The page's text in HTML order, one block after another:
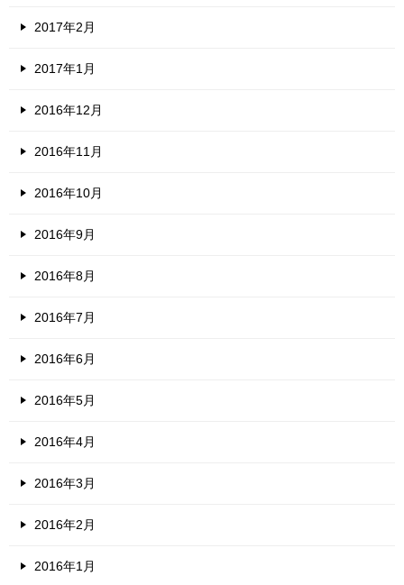
2017年2月
2017年1月
2016年12月
2016年11月
2016年10月
2016年9月
2016年8月
2016年7月
2016年6月
2016年5月
2016年4月
2016年3月
2016年2月
2016年1月